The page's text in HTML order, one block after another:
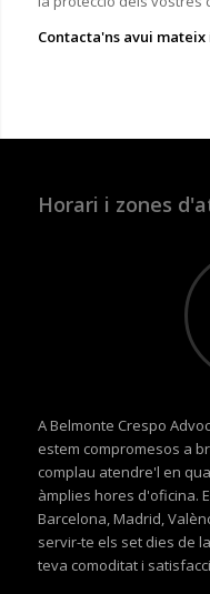
Contacta'ns avui mateix
Horari i zones
A Belmonte Crespo
estem compromesos a
complau atendre'l en
àmplies hores d'oficina.
Barcelona, Madrid,
servir-te els set dies de
teva comoditat i